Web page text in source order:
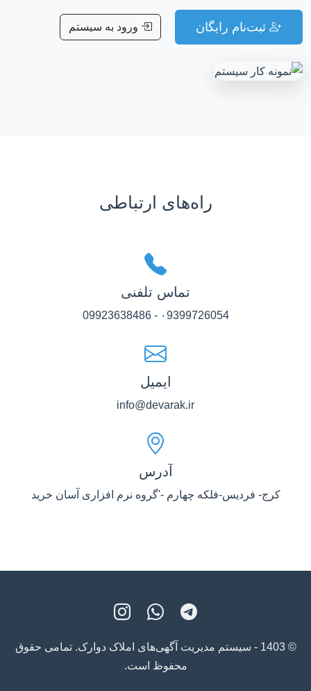
ثبت‌نام رایگان ورود به سیستم
راه‌های ارتباطی
تماس تلفنی
۰9399726054 - 09923638486
ایمیل
info@devarak.ir
آدرس
کرج- فردیس-فلکه چهارم -'گروه نرم افزاری آسان خرید
© 1403 - سیستم مدیریت آگهی‌های املاک دوارک. تمامی حقوق
محفوظ است.